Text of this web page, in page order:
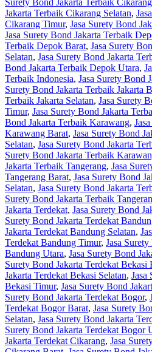
Jakarta Terbaik Cikarang Selatan,
Cikarang Timur, Jasa Surety Bond
Jasa Surety Bond Jakarta Terbaik
Terbaik Depok Barat, Jasa Surety
Selatan, Jasa Surety Bond Jakarta
Bond Jakarta Terbaik Depok Utara,
Terbaik Indonesia, Jasa Surety Bond
Surety Bond Jakarta Terbaik Jakarta
Terbaik Jakarta Selatan, Jasa Surety
Timur, Jasa Surety Bond Jakarta
Bond Jakarta Terbaik Karawang,
Karawang Barat, Jasa Surety Bond
Selatan, Jasa Surety Bond Jakarta
Surety Bond Jakarta Terbaik
Jakarta Terbaik Tangerang, Jasa
Tangerang Barat, Jasa Surety Bond
Selatan, Jasa Surety Bond Jakarta
Surety Bond Jakarta Terbaik
Jakarta Terdekat, Jasa Surety Bond
Surety Bond Jakarta Terdekat
Jakarta Terdekat Bandung Selatan,
Terdekat Bandung Timur, Jasa
Bandung Utara, Jasa Surety Bond
Surety Bond Jakarta Terdekat Bekasi
Jakarta Terdekat Bekasi Selatan, Jasa
Bekasi Timur, Jasa Surety Bond
Surety Bond Jakarta Terdekat Bogor,
Terdekat Bogor Barat, Jasa Surety
Selatan, Jasa Surety Bond Jakarta
Surety Bond Jakarta Terdekat Bogor
Jakarta Terdekat Cikarang, Jasa